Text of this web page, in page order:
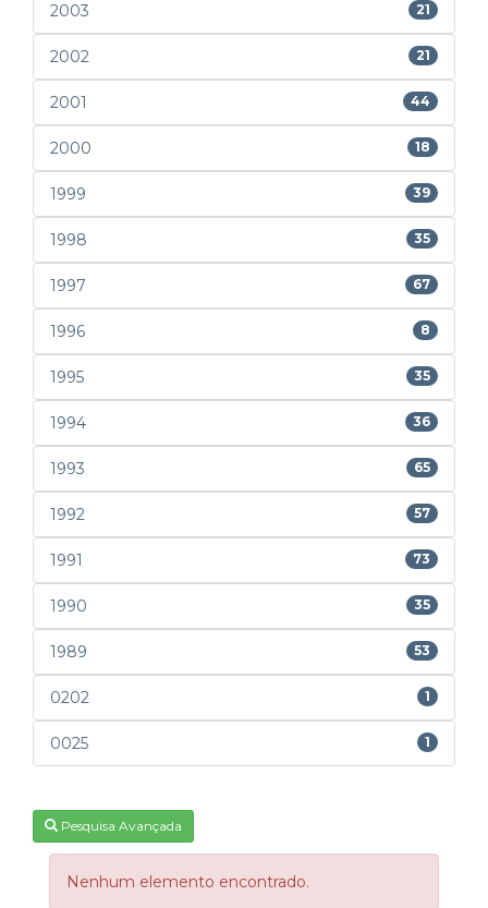
2003 21
2002 21
2001 44
2000 18
1999 39
1998 35
1997 67
1996 8
1995 35
1994 36
1993 65
1992 57
1991 73
1990 35
1989 53
0202 1
0025 1
Pesquisa Avançada
Nenhum elemento encontrado.